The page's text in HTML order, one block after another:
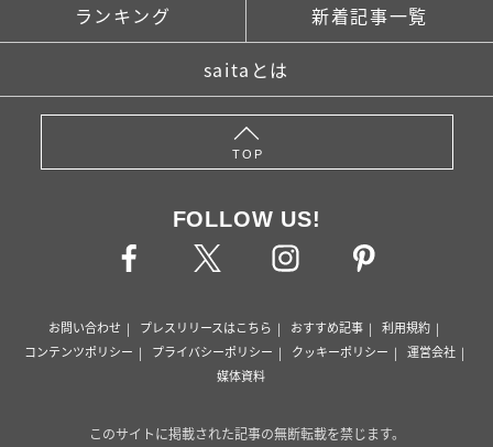
ランキング 新着記事一覧
saitaとは
TOP
FOLLOW US!
お問い合わせ プレスリリースはこちら おすすめ記事
利用規約
コンテンツポリシー
プライバシーポリシー クッキーポリシー
運営会社
媒体資料
このサイトに掲載された記事の無断転載を禁じます。